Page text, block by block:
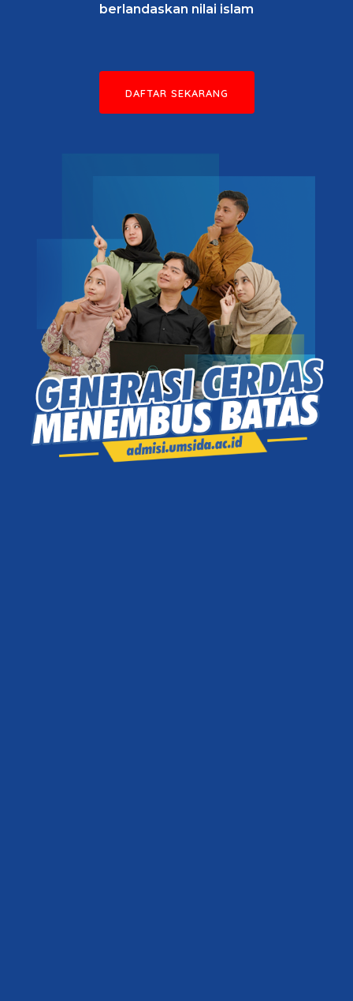
berlandaskan nilai islam
DAFTAR SEKARANG